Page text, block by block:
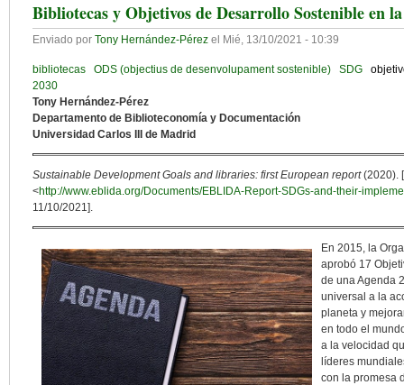
Bibliotecas y Objetivos de Desarrollo Sostenible en
Enviado por Tony Hernández-Pérez el Mié, 13/10/2021 - 10:39
bibliotecas ODS (objectius de desenvolupament sostenible) SDG
2030
Tony Hernández-Pérez
Departamento de Biblioteconomía y Documentación
Universidad Carlos III de Madrid
Sustainable Development Goals and libraries: first European report(2020).
<http://www.eblida.org/Documents/EBLIDA-Report-SDGs-and-their-
11/10/2021].
En 2015, la
aprobó 17
de una Agenda
universal a la
planeta y
en todo el
a la velocidad
líderes
con la promesa